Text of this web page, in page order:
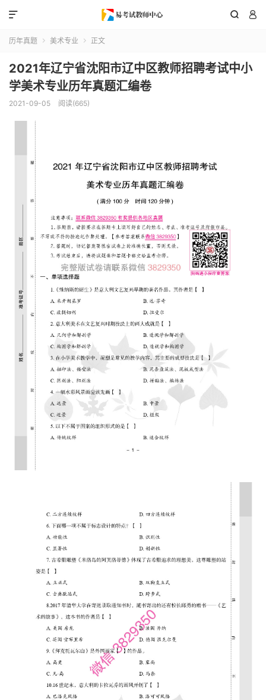
 

历年真题  美术专业  正文
2021年辽宁省沈阳市辽中区教师招聘考试中小
学美术专业历年真题汇编卷
2021-09-05 阅读(665)